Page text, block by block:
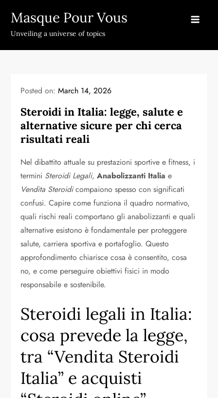
content
Masque Pour Vous
Unveiling a universe of topics
Posted on:March 14, 2026
Steroidi in Italia: legge, salute e
alternative sicure per chi cerca
risultati reali
Nel dibattito attuale su prestazioni sportive e fitness, i
termini Steroidi Legali,Anabolizzanti Italia e
Vendita Steroidicompaiono spesso con significati
confusi. Capire come funziona il quadro normativo,
quali rischi reali comportano gli anabolizzanti e quali
alternative esistono è fondamentale per proteggere
salute, carriera sportiva e portafoglio. Questo
approfondimento chiarisce cosa è consentito, cosa
no, e come perseguire obiettivi fisici in modo
responsabile e sostenibile.
Steroidi legali in Italia:
cosa prevede la legge,
tra “Vendita Steroidi
Italia” e acquisti